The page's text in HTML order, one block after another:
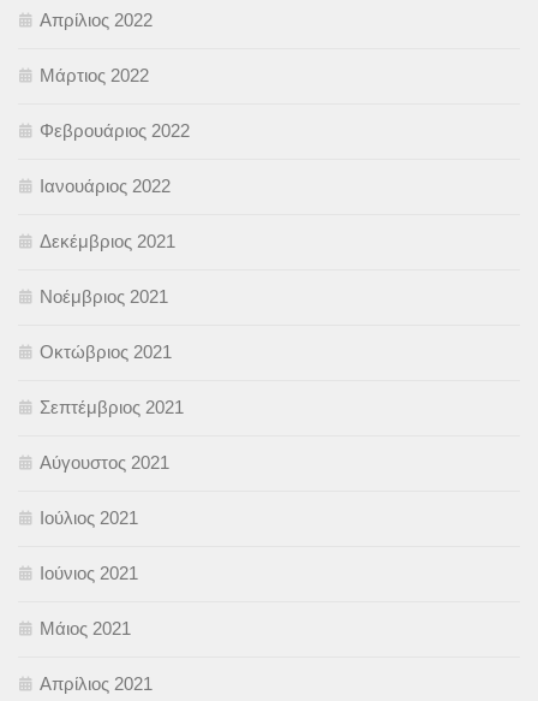
Απρίλιος 2022
Μάρτιος 2022
Φεβρουάριος 2022
Ιανουάριος 2022
Δεκέμβριος 2021
Νοέμβριος 2021
Οκτώβριος 2021
Σεπτέμβριος 2021
Αύγουστος 2021
Ιούλιος 2021
Ιούνιος 2021
Μάιος 2021
Απρίλιος 2021